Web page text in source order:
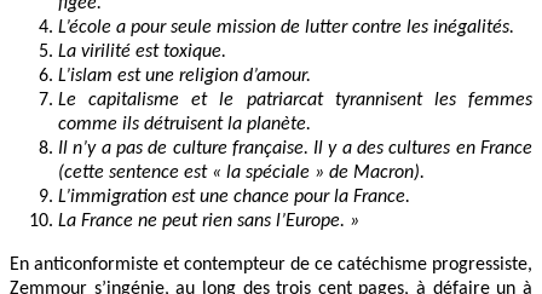
L’école a pour seule mission de lutter contre les inégalités.
La virilité est toxique.
L’islam est une religion d’amour.
Le capitalisme et le patriarcat tyrannisent les femmes
comme ils détruisent la planète.
Il n’y a pas de culture française. Il y a des cultures en France
(cette sentence est « la spéciale » de Macron).
L’immigration est une chance pour la France.
La France ne peut rien sans l’Europe. »
En anticonformiste et contempteur de ce catéchisme progressiste,
Zemmour s’ingénie, au long des trois cent pages, à défaire un à